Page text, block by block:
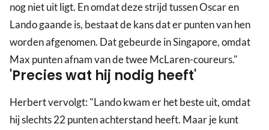
nog niet uit ligt. En omdat deze strijd tussen Oscar en
Lando gaande is, bestaat de kans dat er punten van hen
worden afgenomen. Dat gebeurde in Singapore, omdat
Max punten afnam van de twee McLaren-coureurs."
'Precies wat hij nodig heeft'
Herbert vervolgt: "Lando kwam er het beste uit, omdat
hij slechts 22 punten achterstand heeft. Maar je kunt